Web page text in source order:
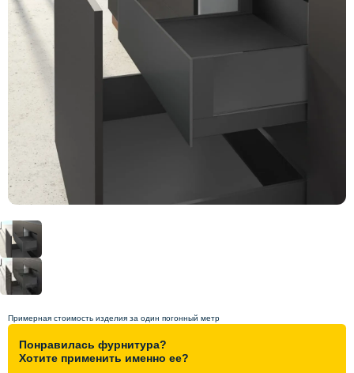
Оплата и доставка
Рассрочка и кредит
Схема работы
Акции и скидки
Портфолио
Видеоотзывы
Контакты
Примерная стоимость изделия за один погонный метр
Понравилась фурнитура?
Хотите применить именно ее?